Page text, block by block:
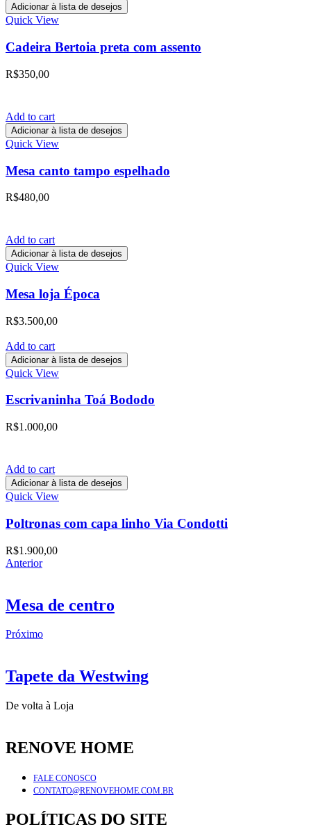
Adicionar à lista de desejos
Quick View
Cadeira Bertoia preta com assento
R$350,00
Add to cart
Adicionar à lista de desejos
Quick View
Mesa canto tampo espelhado
R$480,00
Add to cart
Adicionar à lista de desejos
Quick View
Mesa loja Época
R$3.500,00
Add to cart
Adicionar à lista de desejos
Quick View
Escrivaninha Toá Bododo
R$1.000,00
Add to cart
Adicionar à lista de desejos
Quick View
Poltronas com capa linho Via Condotti
R$1.900,00
Anterior
Mesa de centro
Próximo
Tapete da Westwing
De volta à Loja
RENOVE HOME
FALE CONOSCO
CONTATO@RENOVEHOME.COM.BR
POLÍTICAS DO SITE